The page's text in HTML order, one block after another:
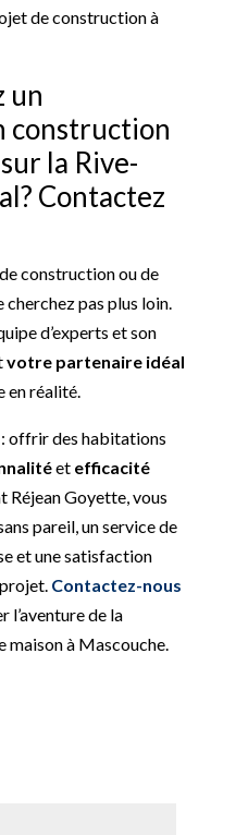
de construction à
un
construction
la Rive-
Contactez
construction ou de
pas plus loin.
d’experts et son
votre partenaire idéal
en réalité.
offrir des habitations
et efficacité
Réjean Goyette, vous
pareil, un service de
et une satisfaction
Contactez-nous
l’aventure de la
à Mascouche.